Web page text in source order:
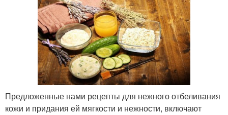
Предложенные нами рецепты для нежного отбеливания
кожи и придания ей мягкости и нежности, включают